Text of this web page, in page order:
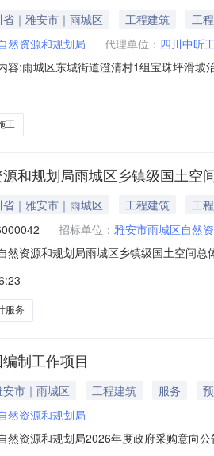
省｜雅安市｜雨城区 工程建筑
工程
然资源和规划局 代理单位： 四川中昕
容:雨城区东城街道澄清村1组宝珠坪滑坡
工
和规划局雨城区乡镇级国土
省｜雅安市｜雨城区 工程建筑
工程
招标单位： 雅安市雨城区自然
然资源和规划局雨城区乡镇级国土空间
市鼓楼新村1号1,050,000.00元95.75四
服务
制工作项目
市｜雨城区 工程建筑 服务
然资源和规划局
然资源和规划局2026年度政府采购意向